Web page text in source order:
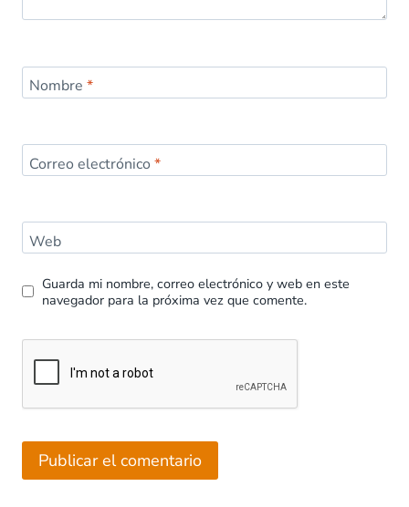
Nombre *
Correo electrónico *
Web
Guarda mi nombre, correo electrónico y web en este
navegador para la próxima vez que comente.